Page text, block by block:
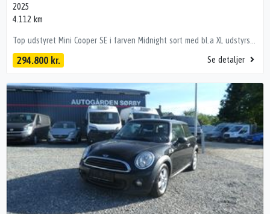
2025
4.112 km
294.800 kr. Se detaljer